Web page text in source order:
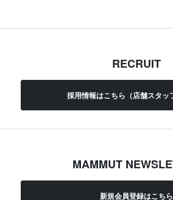
RECRUIT
採用情報はこちら（店舗スタッ
MAMMUT
新規会員登録はこちら